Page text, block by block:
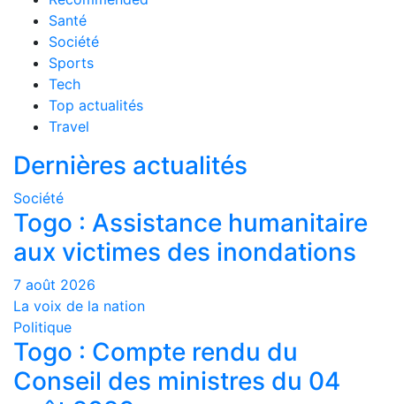
Santé
Société
Sports
Tech
Top actualités
Travel
Dernières actualités
Société
Togo : Assistance humanitaire
aux victimes des inondations
7 août 2026
La voix de la nation
Politique
Togo : Compte rendu du
Conseil des ministres du 04